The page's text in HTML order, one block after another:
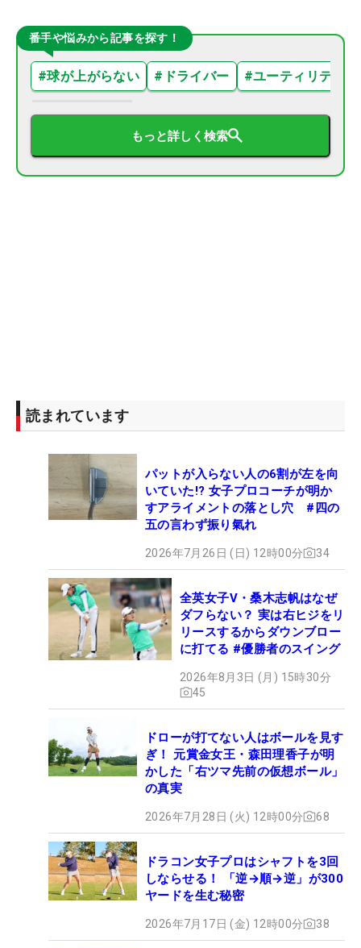
番手や悩みから記事を探す！
#球が上がらない # ドライバー #ユーティリティ
もっと詳しく検索
読まれています
パットが入らない人の6割が左を向
いていた!? 女子プロコーチが明か
すアライメントの落とし穴 #四の
五の言わず振り氣れ
2026年7月26日 (日) 12時00分 34
全英女子V・桑木志帆はなぜ
ダフらない？ 実は右ヒジをリ
リースするからダウンブロー
に打てる #優勝者のスイング
2026年8月3日 (月) 15時30分
45
ドローが打てない人はボールを見す
ぎ！ 元賞金女王・森田理香子が明
かした「右ツマ先前の仮想ボール」
の真実
2026年7月28日 (火) 12時00分 68
ドラコン女子プロはシャフトを3回
しならせる！ 「逆→順→逆」が300
ヤードを生む秘密
2026年7月17日 (金) 12時00分 38